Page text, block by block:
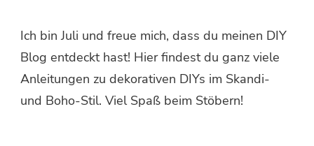
Ich bin Juli und freue mich, dass du meinen DIY
Blog entdeckt hast! Hier findest du ganz viele
Anleitungen zu dekorativen DIYs im Skandi-
und Boho-Stil. Viel Spaß beim Stöbern!